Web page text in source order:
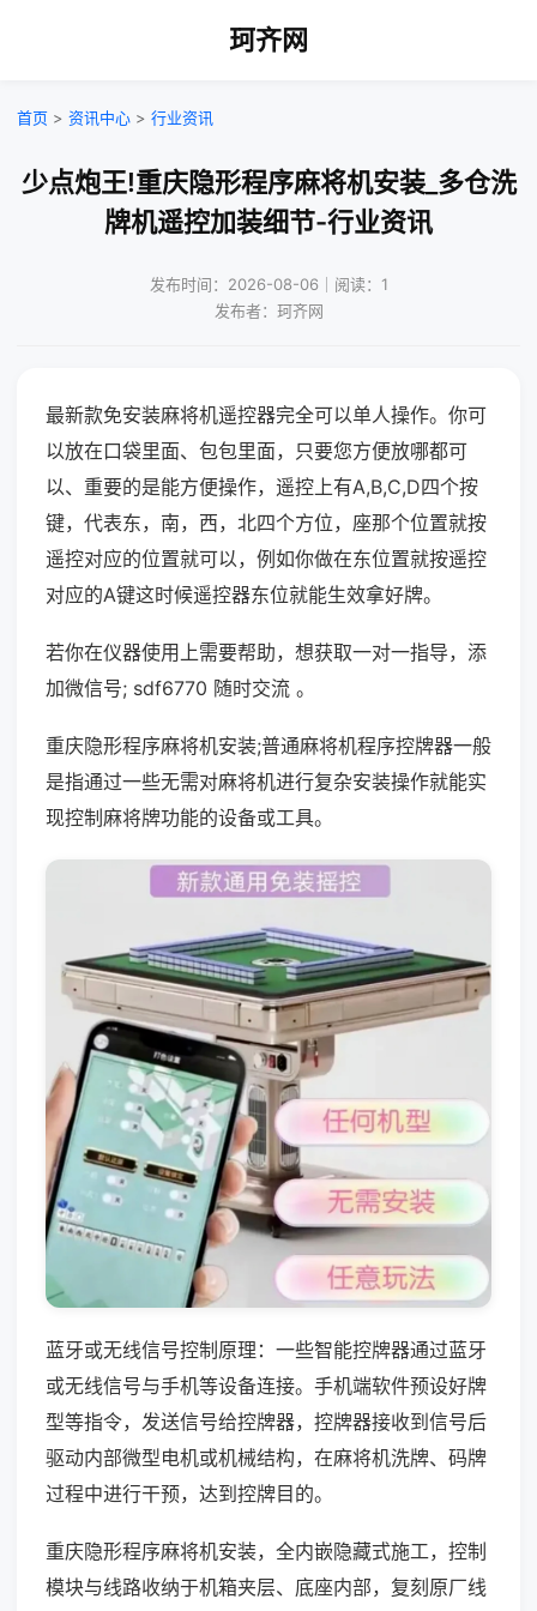
珂齐网
首页 > 资讯中心 > 行业资讯
少点炮王!重庆隐形程序麻将机安装_多仓洗
牌机遥控加装细节-行业资讯
发布时间：2026-08-06｜阅读：1
发布者：珂齐网
最新款免安装麻将机遥控器完全可以单人操作。你可
以放在口袋里面、包包里面，只要您方便放哪都可
以、重要的是能方便操作，遥控上有A,B,C,D四个按
键，代表东，南，西，北四个方位，座那个位置就按
遥控对应的位置就可以，例如你做在东位置就按遥控
对应的A键这时候遥控器东位就能生效拿好牌。
若你在仪器使用上需要帮助，想获取一对一指导，添
加微信号; sdf6770 随时交流 。
重庆隐形程序麻将机安装;普通麻将机程序控牌器一般
是指通过一些无需对麻将机进行复杂安装操作就能实
现控制麻将牌功能的设备或工具。
蓝牙或无线信号控制原理：一些智能控牌器通过蓝牙
或无线信号与手机等设备连接。手机端软件预设好牌
型等指令，发送信号给控牌器，控牌器接收到信号后
驱动内部微型电机或机械结构，在麻将机洗牌、码牌
过程中进行干预，达到控牌目的。
重庆隐形程序麻将机安装，全内嵌隐藏式施工，控制
模块与线路收纳于机箱夹层、底座内部，复刻原厂线